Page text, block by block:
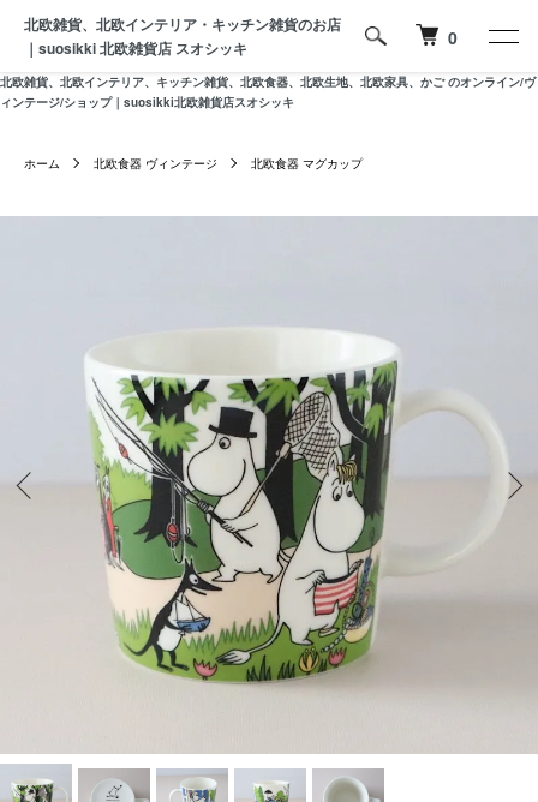
北欧雑貨、北欧インテリア、キッチン雑貨、北欧食器、北欧生地、北欧家具、かご のオンライン/ヴ
ィンテージ/ショップ｜suosikki北欧雑貨店スオシッキ
北欧雑貨、北欧インテリア・キッチン雑貨のお店
｜suosikki 北欧雑貨店 スオシッキ
0
ホーム 北欧食器 ヴィンテージ 北欧食器 マグカップ